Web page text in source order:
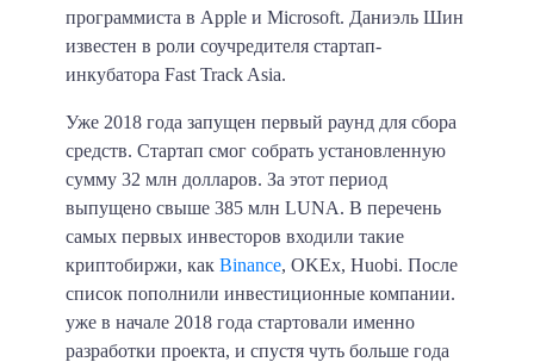
программиста в Apple и Microsoft. Даниэль Шин
известен в роли соучредителя стартап-
инкубатора Fast Track Asia.
Уже 2018 года запущен первый раунд для сбора
средств. Стартап смог собрать установленную
сумму 32 млн долларов. За этот период
выпущено свыше 385 млн LUNA. В перечень
самых первых инвесторов входили такие
криптобиржи, как Binance, OKEx, Huobi. После
список пополнили инвестиционные компании.
уже в начале 2018 года стартовали именно
разработки проекта, и спустя чуть больше года